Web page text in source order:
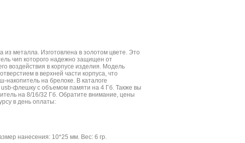
металла. Изготовлена в золотом цвете. Это
чип которого надежно защищен от
воздействия в корпусе изделия. Модель
в верхней части корпуса, что
накопитель на брелоке. В каталоге
флешку с объемом памяти на 4 Гб. Также вы
на 8/16/32 Гб. Обратите внимание, цены
в день оплаты:
нанесения: 10*25 мм. Вес: 6 гр.